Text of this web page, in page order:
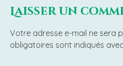
Laisser un
Votre adresse e-mail ne sera
obligatoires sont indiqués avec